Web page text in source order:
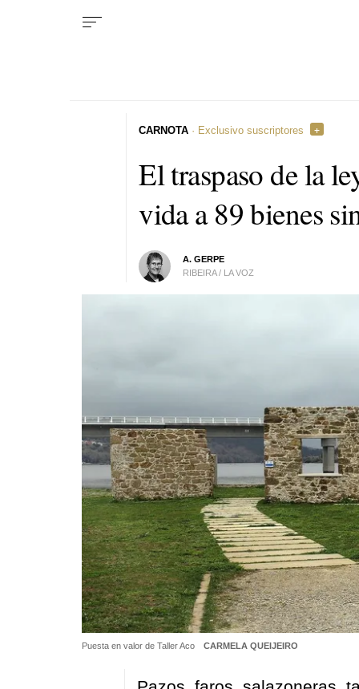
El traspaso de la
vida a 89 bienes
A. GERPE
RIBEIRA / LA VOZ
CARNOTA · Exclusivo suscriptores
Puesta en valor de Taller Aco CARMELA QUEIJEIRO